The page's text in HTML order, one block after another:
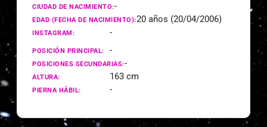
CIUDAD DE NACIMIENTO:-
EDAD (FECHA DE NACIMIENTO):20 años (20/04/2006)
INSTAGRAM: -
POSICIÓN PRINCIPAL: -
POSICIONES SECUNDARIAS:-
ALTURA: 163 cm
PIERNA HÁBIL: -